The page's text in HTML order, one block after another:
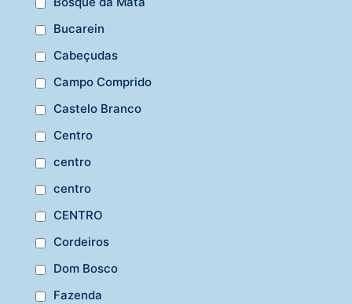
Bucarein
Cabeçudas
Campo Comprido
Castelo Branco
Centro
centro
centro
CENTRO
Cordeiros
Dom Bosco
Fazenda